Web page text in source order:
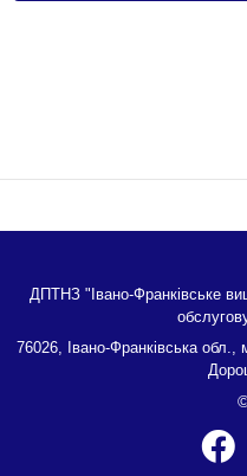
ДПТНЗ "Івано-Франківське
76026, Івано-Франківська обл.,